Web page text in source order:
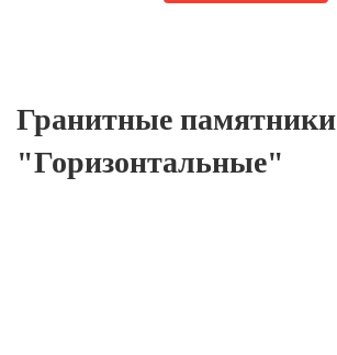
Гранитные памятники
"Горизонтальные"